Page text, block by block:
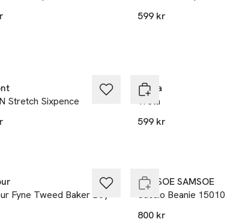
599 kr
Stretch Sixpence
finns i färgerna:
Sätila
Vreta
599 kr
Fyne Tweed Baker Boy
SAMSOE SAMSOE
Sacaio Beanie 15010
800 kr